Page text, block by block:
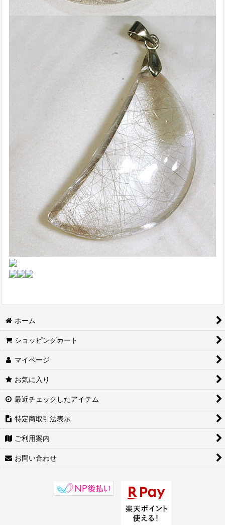
ホーム
ショッピングカート
マイページ
お気に入り
最近チェックしたアイテム
特定商取引法表示
ご利用案内
お問い合わせ